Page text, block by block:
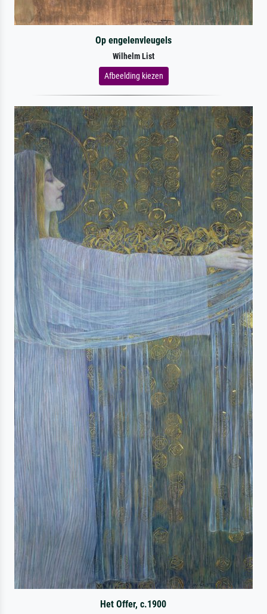
Op engelenvleugels
Wilhelm List
Afbeelding kiezen
Het Offer, c.1900